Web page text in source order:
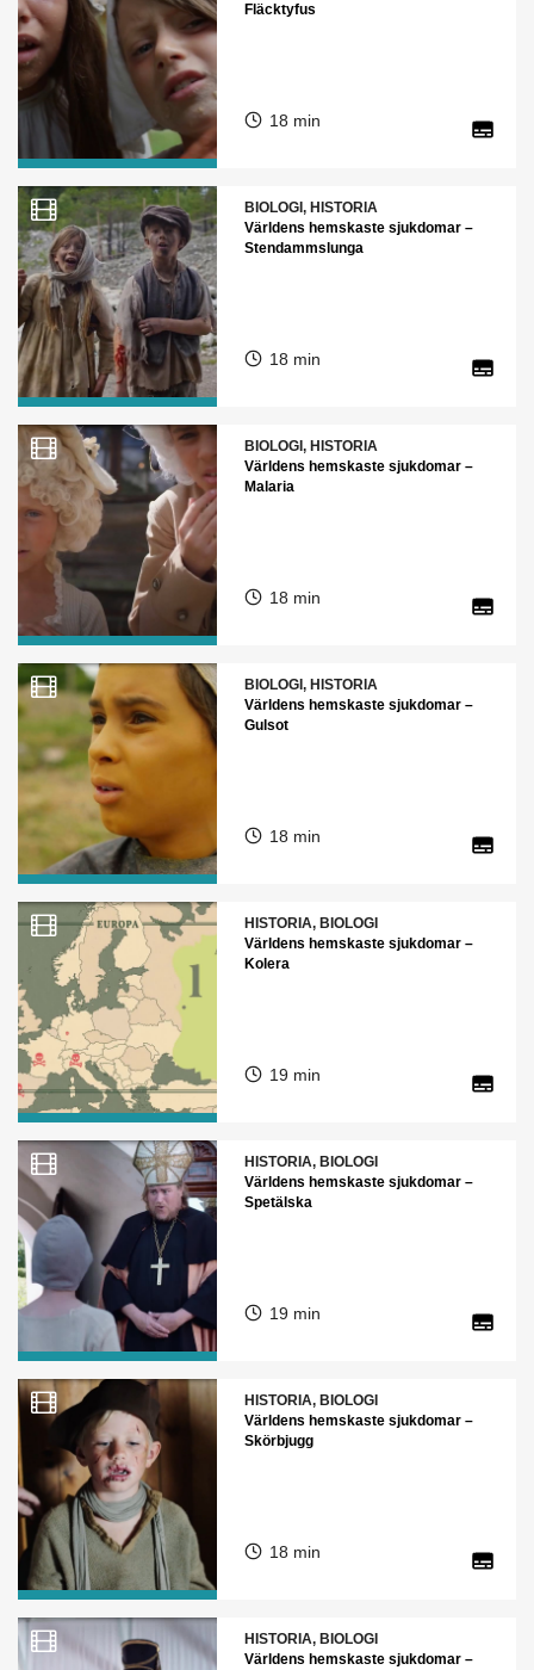
Fläcktyfus
18 min
BIOLOGI, HISTORIA
Världens hemskaste sjukdomar –
Stendammslunga
18 min
BIOLOGI, HISTORIA
Världens hemskaste sjukdomar –
Malaria
18 min
BIOLOGI, HISTORIA
Världens hemskaste sjukdomar –
Gulsot
18 min
HISTORIA, BIOLOGI
Världens hemskaste sjukdomar –
Kolera
19 min
HISTORIA, BIOLOGI
Världens hemskaste sjukdomar –
Spetälska
19 min
HISTORIA, BIOLOGI
Världens hemskaste sjukdomar –
Skörbjugg
18 min
HISTORIA, BIOLOGI
Världens hemskaste sjukdomar –